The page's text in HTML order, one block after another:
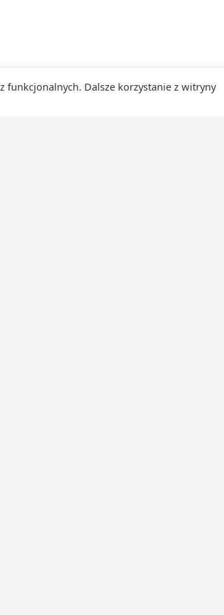
funkcjonalnych. Dalsze korzystanie z witryny